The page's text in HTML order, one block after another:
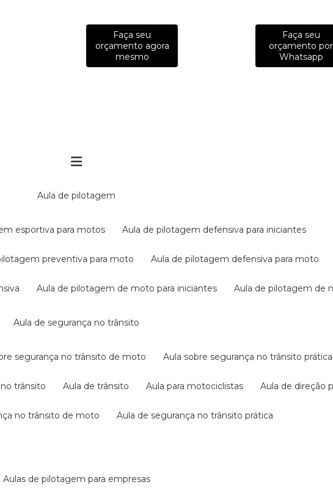
Faça seu
orçamento agora
mesmo
Faça seu
orçamento por
Whatsapp
aula de pilotagem
esportiva para motos aula de pilotagem defensiva para iniciantes
preventiva para moto aula de pilotagem defensiva para moto
aula de pilotagem de moto para iniciantes aula de pilotagem de
aula de segurança no trânsito
segurança no trânsito de moto aula sobre segurança no trânsito prática
no trânsito aula de trânsito aula para motociclistas aula de direção
no trânsito de moto aula de segurança no trânsito prática
aulas de pilotagem para empresas